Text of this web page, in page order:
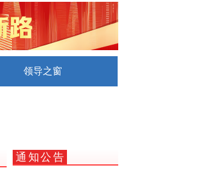
领导之窗
会议召开
通知公告